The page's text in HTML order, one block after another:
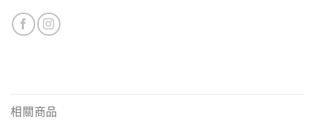
相關商品